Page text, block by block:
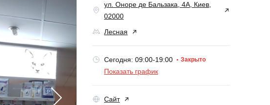
ул. Оноре де Бальзака, 4А, Киев,
02000
Лесная
Сегодня: 09:00-19:00 Закрыто
Показать график
Сайт